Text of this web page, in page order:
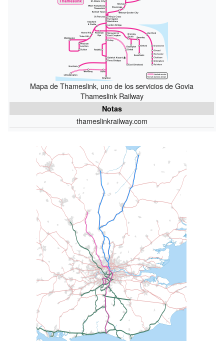
Mapa de Thameslink, uno de los servicios de Govia
Thameslink Railway
Notas
thameslinkrailway.com